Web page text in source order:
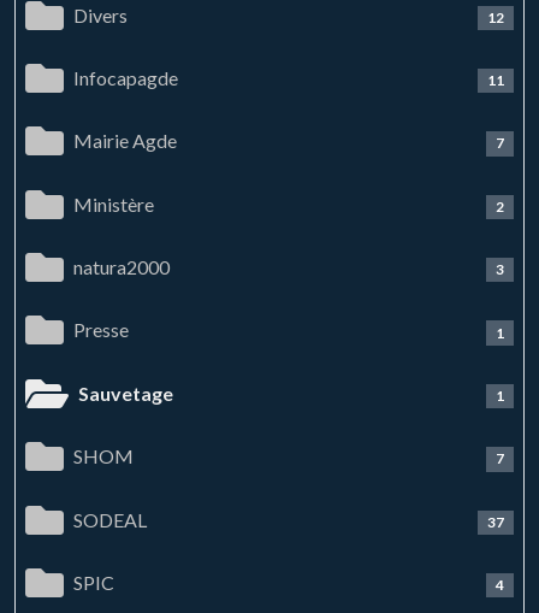
Divers 12
Infocapagde 11
Mairie Agde 7
Ministère 2
natura2000 3
Presse 1
Sauvetage 1
SHOM 7
SODEAL 37
SPIC 4